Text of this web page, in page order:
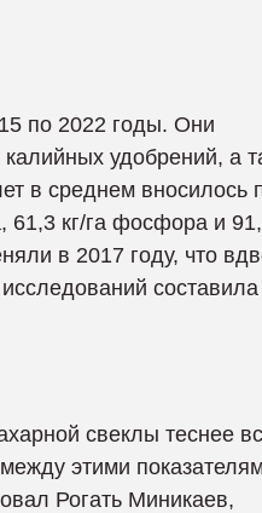
по 2022 годы. Они
удобрений, а
в среднем вносилось
61,3 кг/га фосфора и
в 2017 году, что
свеклы теснее
этими
Рогать Миникаев,